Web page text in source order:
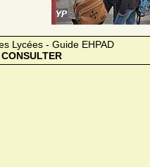
Lycées - Guide EHPAD
CONSULTER